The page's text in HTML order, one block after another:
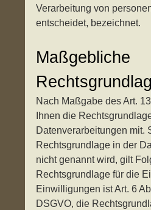
Verarbeitung von
entscheidet, bezeichnet.
Maßgebliche
Nach Maßgabe des Art.
Ihnen die
Datenverarbeitungen mit.
Rechtsgrundlage in der
nicht genannt wird, gilt
Rechtsgrundlage für die
Einwilligungen ist Art. 6
DSGVO, die